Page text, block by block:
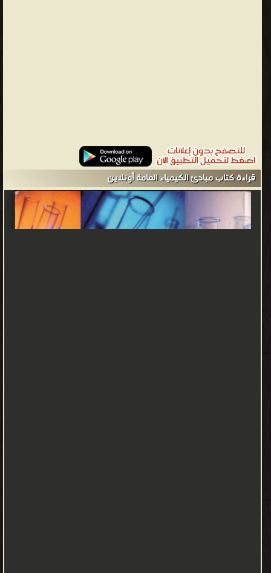
من كتب علم الكيمياء - مكتبة الكتب العلمية.
قراءة كتاب مبادئ الكيمياء العامة أونلاين